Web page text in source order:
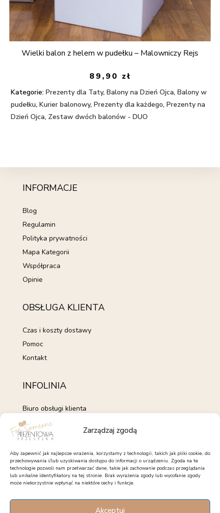
Zarządzaj zgodą
Aby zapewnić jak najlepsze wrażenia, korzystamy z technologii, takich jak pliki cookie, do
przechowywania i/lub uzyskiwania dostępu do informacji o urządzeniu. Zgoda na te
technologie pozwoli nam przetwarzać dane, takie jak zachowanie podczas przeglądania
lub unikalne identyfikatory na tej stronie. Brak wyrażenia zgody lub wycofanie zgody
może niekorzystnie wpłynąć na niektóre cechy i funkcje.
Akceptuj
Wielki balon z helem w pudełku – Malowniczy Rejs
89,90 zł
Kategorie: Prezenty dla Taty,Balony na Dzień Ojca,Balony w
pudełku,Kurier balonowy,Prezenty dla każdego,Prezenty na
Dzień Ojca, Zestaw dwóch balonów - DUO
INFORMACJE
Blog
Regulamin
Polityka prywatności
Mapa Kategorii
Współpraca
Opinie
OBSŁUGA KLIENTA
Czas i koszty dostawy
Pomoc
Kontakt
INFOLINIA
Biuro obsługi klienta
+48 735 843 843
pon. - pt. 7:00 - 15:00
kontakt@forsomeone.pl